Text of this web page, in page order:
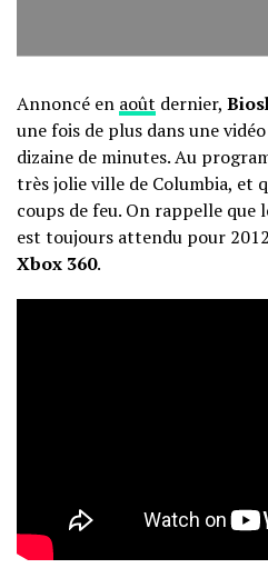
Annoncé en août dernier,
une fois de plus dans une
dizaine de minutes. Au
très jolie ville de Columbia, et
coups de feu. On rappelle que
est toujours attendu pour
Xbox 360.